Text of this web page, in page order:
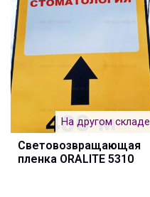
На другом складе
Световозвращающая
пленка ORALITE 5310